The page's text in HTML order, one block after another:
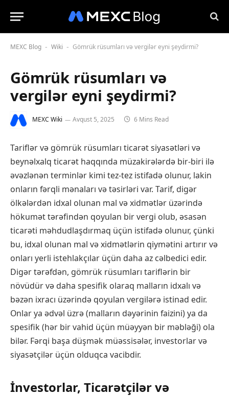
MEXC Blog - Wiki - Gömrük rüsumları və vergilər eyni şeydirmi?
Gömrük rüsumları və
vergilər eyni şeydirmi?
MEXC Wiki Avqust 5, 2025 6 Mins Read
Tariflər və gömrük rüsumları ticarət siyasətləri və
beynəlxalq ticarət haqqında müzakirələrdə bir-biri ilə
əvəzlənən terminlər kimi tez-tez istifadə olunur, lakin
onların fərqli mənaları və təsirləri var. Tarif, digər
ölkələrdən idxal olunan mal və xidmətlər üzərində
hökumət tərəfindən qoyulan bir vergi olub, əsasən
ticarəti məhdudlaşdırmaq üçün istifadə olunur, çünki
bu, idxal olunan mal və xidmətlərin qiymətini artırır və
onları yerli istehlakçılar üçün daha az cəlbedici edir.
Digər tərəfdən, gömrük rüsumları tariflərin bir
növüdür və daha spesifik olaraq malların idxalı və
bəzən ixracı üzərində qoyulan vergilərə istinad edir.
Onlar ya ədvəl üzrə (malların dəyərinin faizini) ya da
spesifik (hər bir vahid üçün müəyyən bir məbləği) ola
bilər. Fərqi başa düşmək müəssisələr, investorlar və
siyasətçilər üçün olduqca vacibdir.
İnvestorlar, Ticarətçilər və